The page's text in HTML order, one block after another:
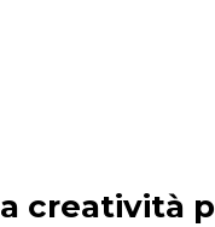
creatività